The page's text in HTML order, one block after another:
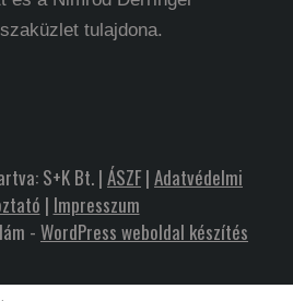
tulajdona.
S+K Bt. | ÁSZF| Adatvédelmi
| Impresszum
- WordPress weboldal készítés